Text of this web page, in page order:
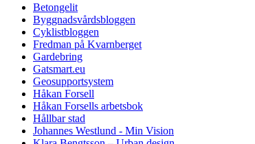
Betongelit
Byggnadsvårdsbloggen
Cyklistbloggen
Fredman på Kvarnberget
Gardebring
Gatsmart.eu
Geosupportsystem
Håkan Forsell
Håkan Forsells arbetsbok
Hållbar stad
Johannes Westlund - Min Vision